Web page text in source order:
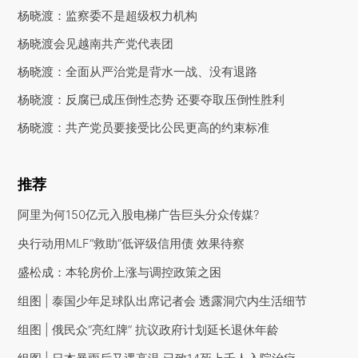
杨晓渡：监察委不是超级权力机构
杨晓渡会见越南共产党代表团
杨晓渡：全面从严治党是背水一战、没有退路
杨晓渡：反腐已成压倒性态势 还要夺取压倒性胜利
杨晓渡：共产党员要接受比公民更高的约束标准
推荐
阿里为何150亿元入股电梯广告巨头分众传媒?
央行动用MLF“救助”低评级信用债 效果待察
盛松成：本轮房价上涨与调控政策之困
组图 | 泰国少年足球队出席记者会 透露洞穴内生活细节
组图 | 俄民众“亮红牌” 抗议政府计划延长退休年龄